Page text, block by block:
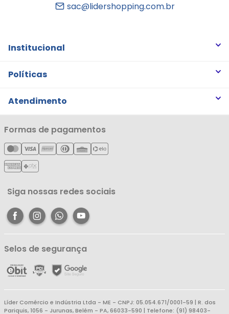
sac@lidershopping.com.br
Institucional
Quem somos
Notícias
Cartão Líderzan
Políticas
Trocas e Devoluções
Política de Privacidade
Política de Entrega
Política de Reembolso
Atendimento
Minha Conta
Meus Pedidos
Meus Favoritos
Central de Atendimento
Formas de pagamentos
Siga nossas redes sociais
Selos de segurança
Líder Comércio e Indústria Ltda - ME - CNPJ: 05.054.671/0001-59 | R. dos
Pariquis, 1056 - Jurunas, Belém - PA, 66033-590 | Telefone: (91) 98403-